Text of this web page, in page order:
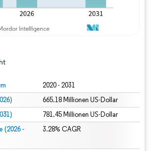
2020 - 2031
665.18 Millionen US-Dollar
781.45 Millionen US-Dollar
(2026 -
3.28% CAGR